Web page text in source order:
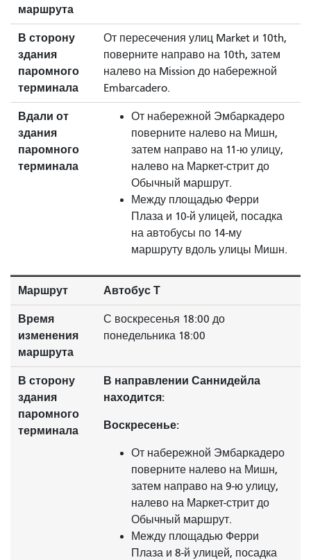
маршрута
В сторону
здания
паромного
терминала
От пересечения улиц Market и 10th,
поверните направо на 10th, затем
налево на Mission до набережной
Embarcadero.
Вдали от
здания
паромного
терминала
От набережной Эмбаркадеро
поверните налево на Мишн,
затем направо на 11-ю улицу,
налево на Маркет-стрит до
Обычный маршрут.
Между площадью Ферри
Плаза и 10-й улицей, посадка
на автобусы по 14-му
маршруту вдоль улицы Мишн.
Маршрут Автобус Т
Время
изменения
маршрута
С воскресенья 18:00 до
понедельника 18:00
В сторону
здания
паромного
терминала
В направлении Саннидейла
находится:
Воскресенье:
От набережной Эмбаркадеро
поверните налево на Мишн,
затем направо на 9-ю улицу,
налево на Маркет-стрит до
Обычный маршрут.
Между площадью Ферри
Плаза и 8-й улицей, посадка